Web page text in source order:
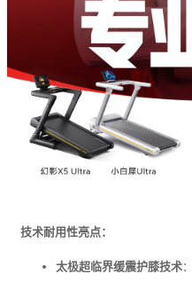
技术耐用性亮点：
太极超临界缓震护膝技术：